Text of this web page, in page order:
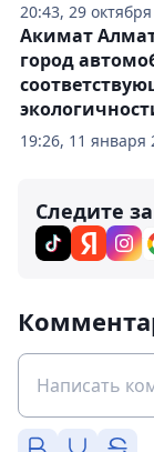
20:43, 29
19:26, 11 января
Акимат
город
Следите